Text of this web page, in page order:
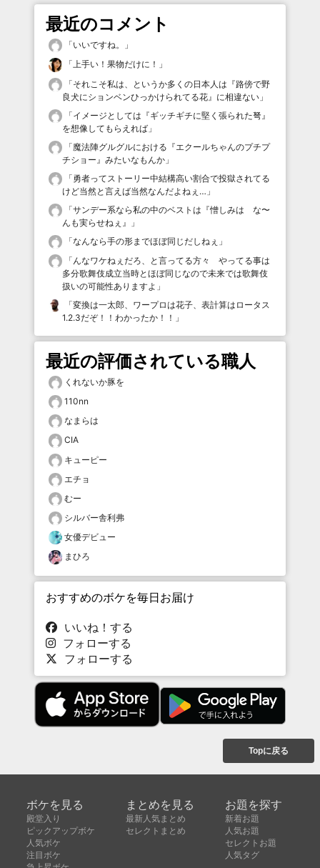
最近のコメント
「いいですね。
」
「上手い！果物だけに！ 」
「それこそ私は、というか多くの日本人は『路傍で野
良犬にションベンひっかけられてる花』に相違ない 」
「イメージとしては『ギッチギチに堅く張られた弩』
を想像してもらえれば 」
「魔法陣グルグルにおける『エクールちゃんのプチプ
チショー』みたいなもんか 」
「勇者ってストーリー中結構高い割合で投獄されてる
けど当然と言えば当然なんだよねぇ… 」
「サンデー系なら私の中のベストは『憎しみは な〜
んも実らせねぇ』
」
「なんなら手の形までほぼ同じだしねぇ 」
「 んなワケねぇだろ、と言ってる方々 やってる事は
多分歌舞伎成立当時とほぼ同じなので未来では歌舞伎
扱いの可能性ありますよ 」
「変換は一太郎、ワープロは花子、表計算はロータス
1.2.3だぞ！！わかったか！！ 」
最近の評価されている職人
くれないか豚を
110nn
なまらは
CIA
キューピー
エチョ
むー
シルバー舎利弗
女優デビュー
まひろ
おすすめのボケを毎日お届け
いいね！する
フォローする
フォローする
Topに戻る
ボケを見る
殿堂入り
ピックアップボケ
人気ボケ
注目ボケ
まとめを見る
最新人気まとめ
セレクトまとめ
お題を探す
新着お題
人気お題
セレクトお題
人気タグ